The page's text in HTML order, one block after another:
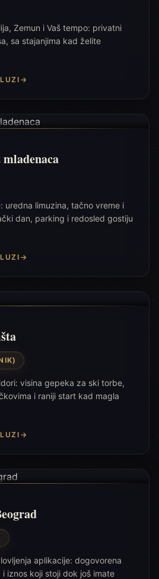
Zemun i Vaš tempo: privatni
sa stajanjima kad želite
→
uredna limuzina, tačno vreme i
dan, parking i redosled gostiju
→
visina gepeka za ski torbe,
i raniji start kad magla
→
aplikacije: dogovorena
iznos koji stoji dok još imate